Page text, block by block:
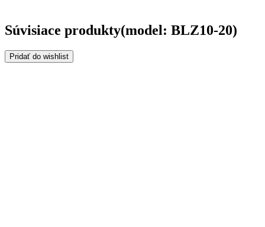
Súvisiace produkty(model: BLZ10-20)
Pridať do wishlist